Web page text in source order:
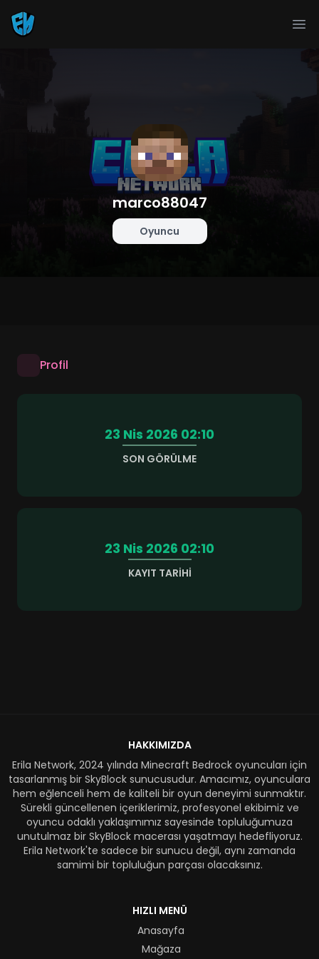
marco88047
Oyuncu
Profil
23 Nis 2026 02:10
SON GÖRÜLME
23 Nis 2026 02:10
KAYIT TARIHI
HAKKIMIZDA
Erila Network, 2024 yılında Minecraft Bedrock oyuncuları için
tasarlanmış bir SkyBlock sunucusudur. Amacımız, oyunculara
hem eğlenceli hem de kaliteli bir oyun deneyimi sunmaktır.
Sürekli güncellenen içeriklerimiz, profesyonel ekibimiz ve
oyuncu odaklı yaklaşımımız sayesinde topluluğumuza
unutulmaz bir SkyBlock macerası yaşatmayı hedefliyoruz.
Erila Network'te sadece bir sunucu değil, aynı zamanda
samimi bir topluluğun parçası olacaksınız.
HIZLI MENÜ
Anasayfa
Mağaza